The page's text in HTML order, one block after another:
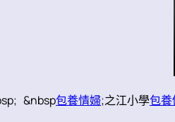
&nbsp包養情婦;之江小學包